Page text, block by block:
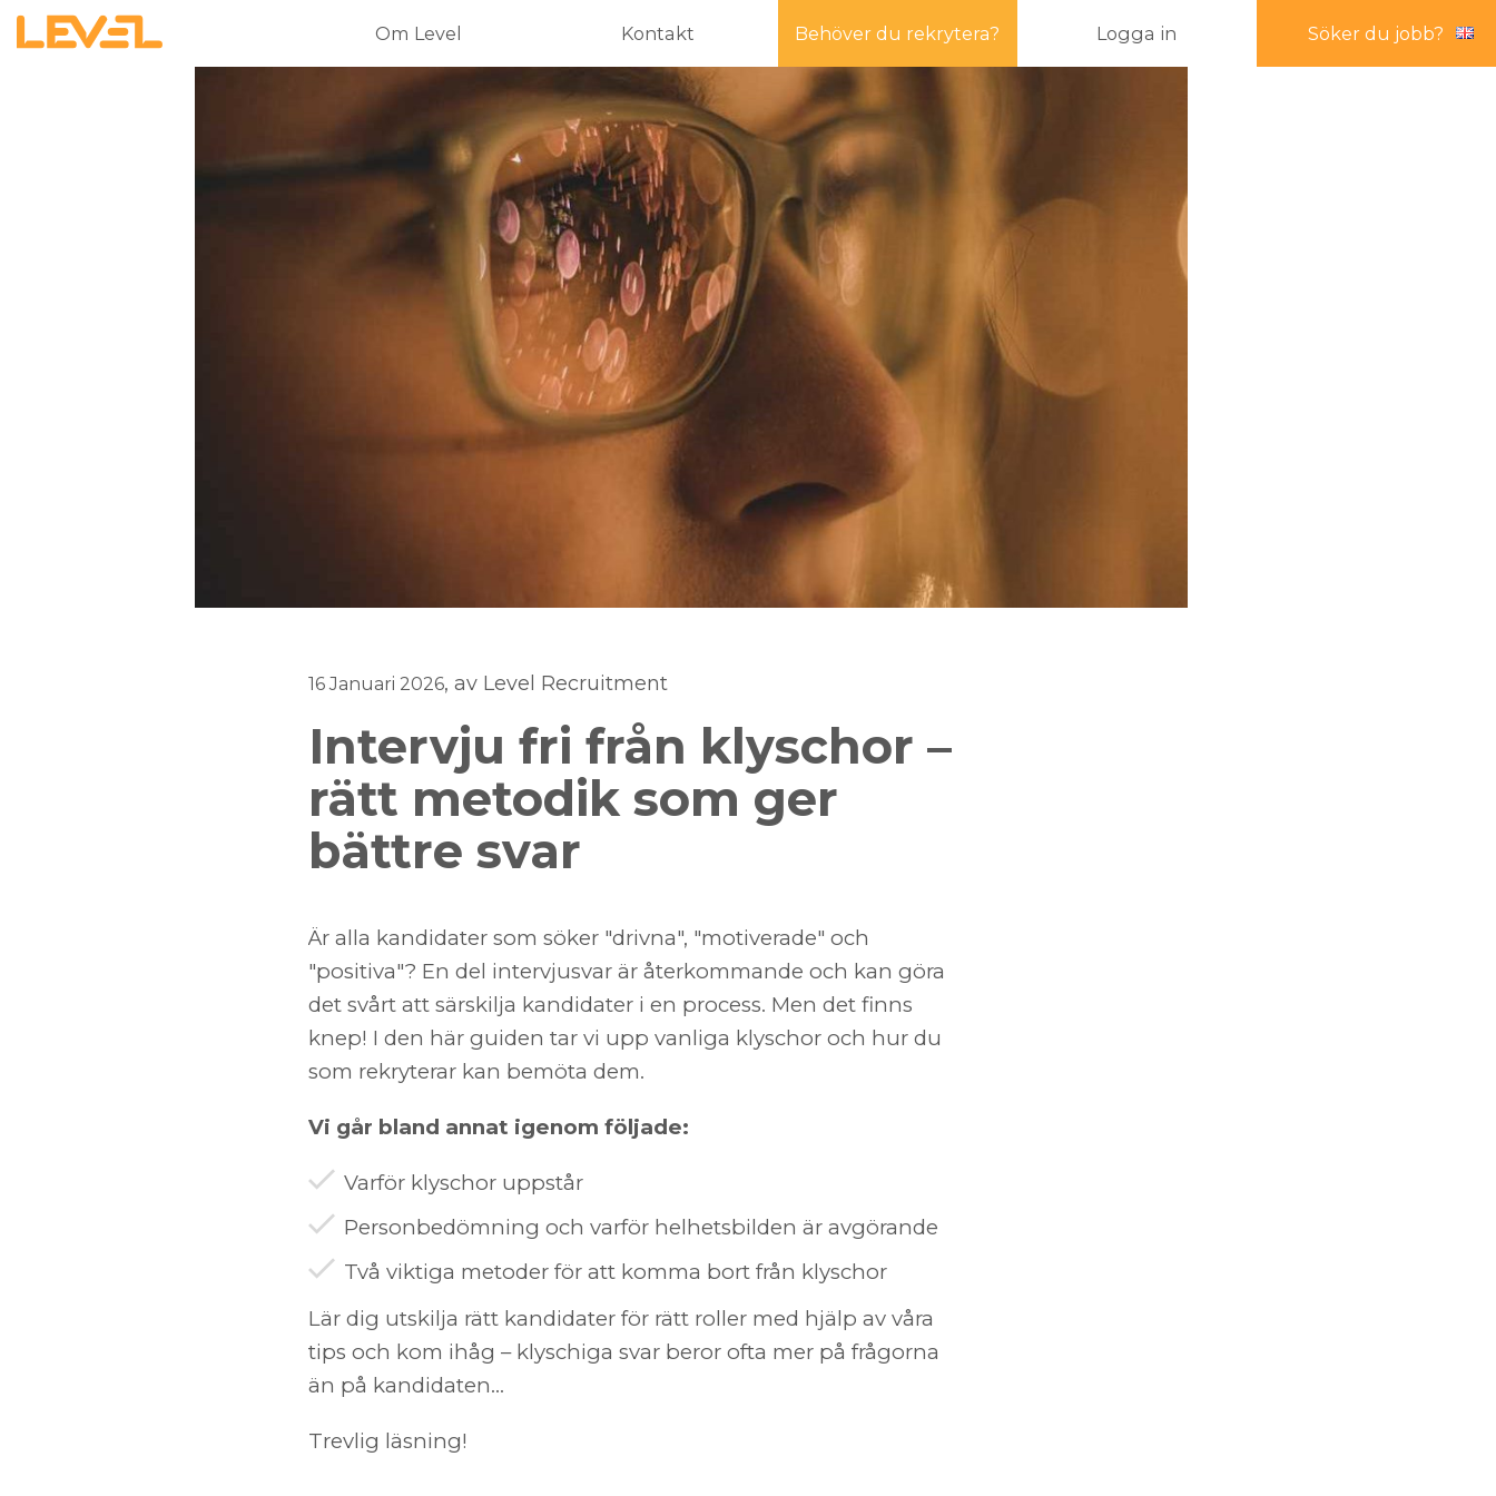
Om Level Kontakt Behöver du rekrytera? Logga in Söker du jobb?
16 Januari 2026, av Level Recruitment
Intervju fri från klyschor –
rätt metodik som ger
bättre svar
Är alla kandidater som söker "drivna", "motiverade" och
"positiva"? En del intervjusvar är återkommande och kan göra
det svårt att särskilja kandidater i en process. Men det finns
knep! I den här guiden tar vi upp vanliga klyschor och hur du
som rekryterar kan bemöta dem.
Vi går bland annat igenom följade:
Varför klyschor uppstår
Personbedömning och varför helhetsbilden är avgörande
Två viktiga metoder för att komma bort från klyschor
Lär dig utskilja rätt kandidater för rätt roller med hjälp av våra
tips och kom ihåg – klyschiga svar beror ofta mer på frågorna
än på kandidaten...
Trevlig läsning!